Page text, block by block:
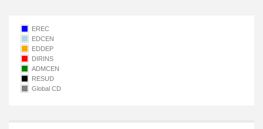
EREC
EDCEN
EDDEP
DIRINS
ADMCEN
RESUD
Global CD